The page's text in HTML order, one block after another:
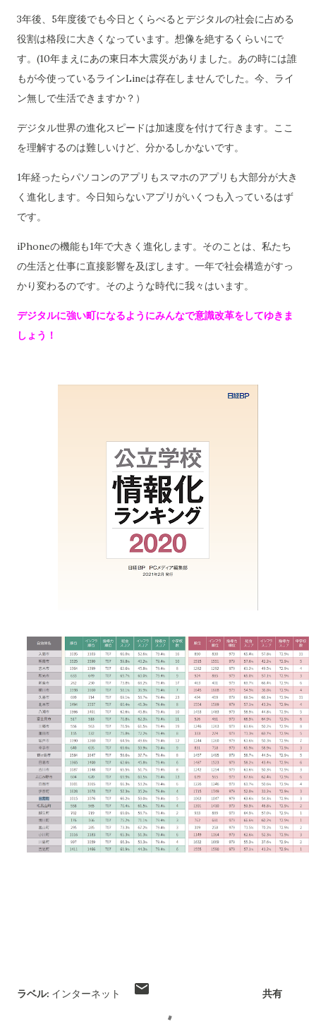
3年後、5年度後でも今日とくらべるとデジタルの社会に占める
役割は格段に大きくなっています。想像を絶するくらいにで
す。(10年まえにあの東日本大震災がありました。あの時には誰
もが今使っているラインLineは存在しませんでした。今、ライ
ン無しで生活できますか？）
デジタル世界の進化スピードは加速度を付けて行きます。ここ
を理解するのは難しいけど、分かるしかないです。
1年経ったらパソコンのアプリもスマホのアプリも大部分が大き
く進化します。今日知らないアプリがいくつも入っているはず
です。
iPhoneの機能も1年で大きく進化します。そのことは、私たち
の生活と仕事に直接影響を及ぼします。一年で社会構造がすっ
かり変わるのです。そのような時代に我々はいます。
デジタルに強い町になるようにみんなで意識改革をしてゆきま
しょう！
ラベル: インターネット 共有